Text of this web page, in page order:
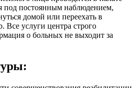
под постоянным наблюдением,
домой или переехать в
Все услуги центра строго
о больных не выходит за